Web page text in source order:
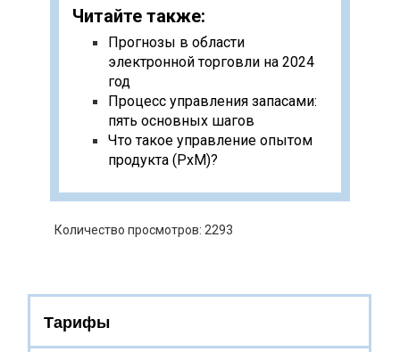
Читайте также:
Прогнозы в области
электронной торговли на 2024
год
Процесс управления запасами:
пять основных шагов
Что такое управление опытом
продукта (PxM)?
Количество просмотров: 2293
Тарифы